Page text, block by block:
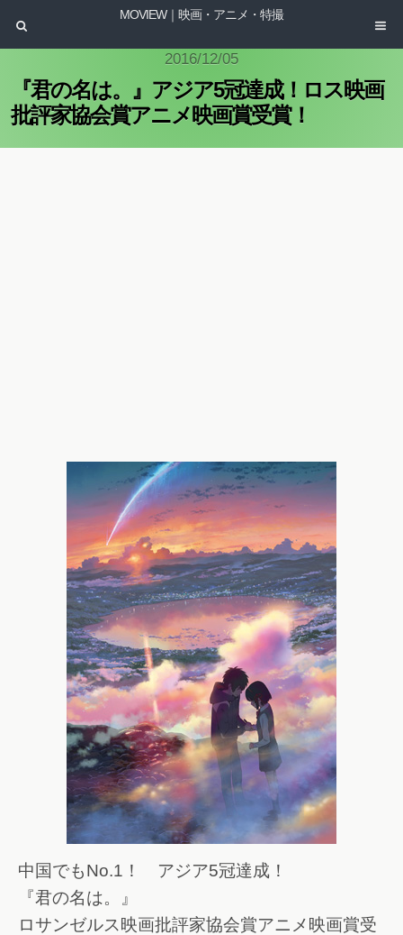
MOVIEW｜映画・アニメ・特撮
2016/12/05
『君の名は。』アジア5冠達成！ロス映画
批評家協会賞アニメ映画賞受賞！
中国でもNo.1！ アジア5冠達成！
『君の名は。』
ロサンゼルス映画批評家協会賞アニメ映画賞受